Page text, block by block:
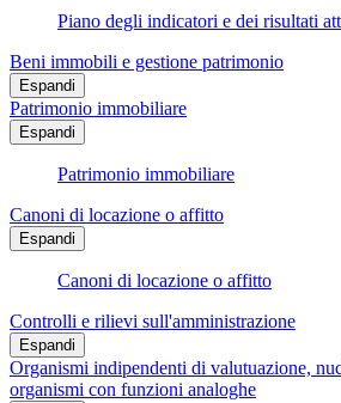
Piano degli indicatori e dei risultati
Beni immobili e gestione patrimonio
Espandi
Patrimonio immobiliare
Espandi
Patrimonio immobiliare
Canoni di locazione o affitto
Espandi
Canoni di locazione o affitto
Controlli e rilievi sull'amministrazione
Espandi
Organismi indipendenti di valutuazione,
organismi con funzioni analoghe